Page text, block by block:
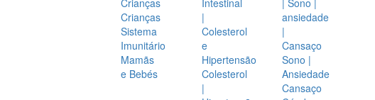
Crianças
Sistema
Imunitário
Mamãs
e Bebés
|
Colesterol
e
Hipertensão
Colesterol
|
ansiedade
|
Cansaço
Sono |
Ansiedade
Cansaço